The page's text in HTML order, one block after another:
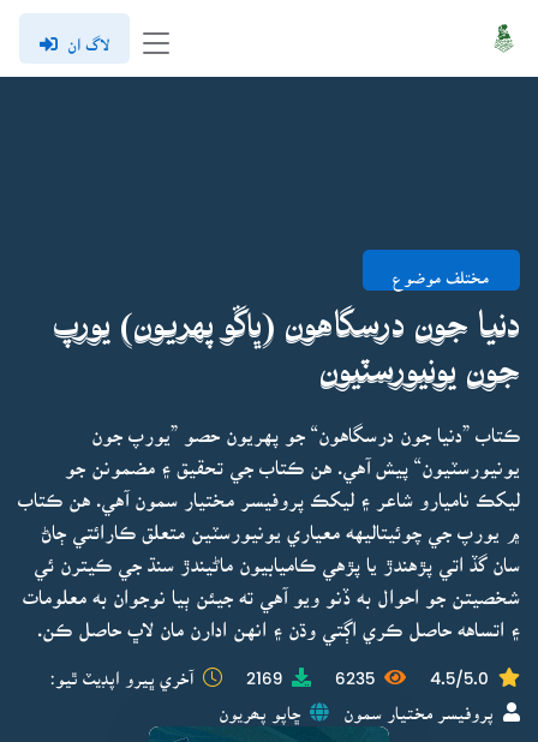
لاگ ان
مختلف موضوع
دنيا جون درسگاهون (ڀاڱو پهريون) يورپ
جون يونيورسٽيون
ڪتاب ”دنيا جون درسگاهون“ جو پهريون حصو ”يورپ جون
يونيورسٽيون“ پيش آهي. هن ڪتاب جي تحقيق ۽ مضمونن جو
ليکڪ ناميارو شاعر ۽ ليکڪ پروفيسر مختيار سمون آهي. هن ڪتاب
۾ يورپ جي چوئيتاليهه معياري يونيورسٽين متعلق ڪارائتي ڄاڻ
سان گڏ اتي پڙهندڙ يا پڙهي ڪاميابيون ماڻيندڙ سنڌ جي ڪيترن ئي
شخصيتن جو احوال به ڏنو ويو آهي ته جيئن ٻيا نوجوان به معلومات
۽ اتساهه حاصل ڪري اڳتي وڌن ۽ انهن ادارن مان لاڀ حاصل ڪن.
4.5/5.0
6235
2169 آخري ڀيرو اپڊيٽ ٿيو:
پروفيسر مختيار سمون ڇاپو پھريون